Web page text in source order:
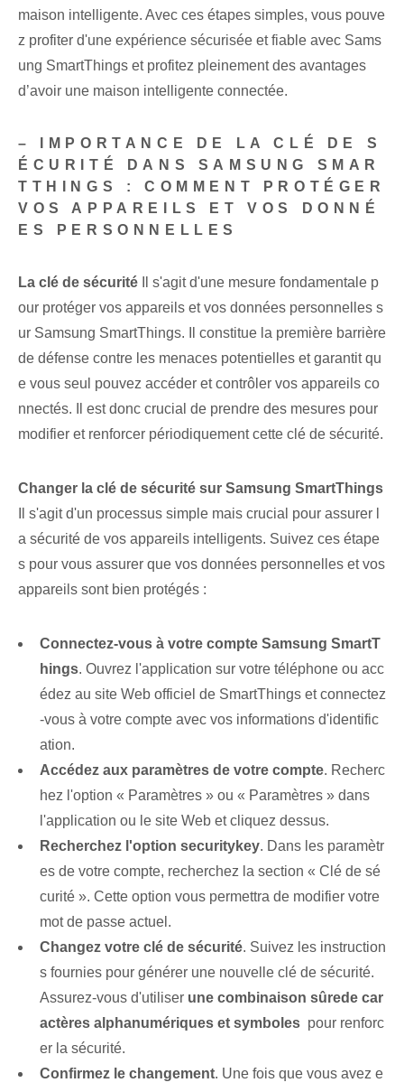
maison intelligente. Avec ces étapes simples, vous pouve
z profiter d'une expérience sécurisée et fiable avec Sams
ung SmartThings et profitez pleinement des avantages
d’avoir une maison intelligente connectée.
– IMPORTANCE DE LA CLÉ DE S
ÉCURITÉ DANS SAMSUNG SMAR
TTHINGS : COMMENT PROTÉGER
VOS APPAREILS ET VOS DONNÉ
ES PERSONNELLES
La clé de sécurité⁢ Il s'agit d'une mesure fondamentale p
our protéger vos appareils et vos données personnelles s
ur Samsung SmartThings. Il constitue la première barrière
de défense contre les menaces potentielles et garantit qu
e vous seul pouvez accéder et contrôler vos appareils co
nnectés. Il est donc crucial de prendre des mesures pour
modifier et renforcer périodiquement cette clé de sécurité.
Changer la clé de sécurité sur Samsung SmartThings
Il s'agit d'un processus simple mais crucial pour assurer l
a sécurité de vos appareils intelligents. Suivez ces étape
s pour vous assurer que vos données personnelles et vos
appareils sont bien protégés :
Connectez-vous à votre compte Samsung SmartT
hings. Ouvrez l'application sur votre téléphone ou acc
édez au site Web officiel de SmartThings et connectez
-vous à votre compte avec vos informations d'identific
ation.
Accédez aux paramètres de votre compte. Recherc
hez l'option « Paramètres » ou « Paramètres » dans
l'application ou le site Web et cliquez dessus.
Recherchez l'option ⁤security⁢key. Dans les paramètr
es de votre compte, recherchez la section « Clé de sé
curité »⁤. Cette option vous permettra de modifier votre
mot de passe actuel.
Changez votre clé de sécurité. Suivez les instruction
s fournies pour générer une nouvelle clé de sécurité.
Assurez-vous d'utiliser une ‌combinaison sûre⁢de ‌car
actères alphanumériques et symboles ⁤ pour‍ renforc
er⁢ la sécurité.
Confirmez le ⁢changement. Une fois que vous avez e